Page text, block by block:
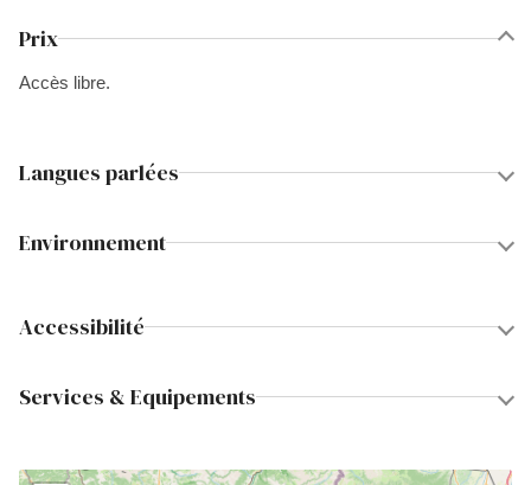
Prix
Accès libre.
Langues parlées
Environnement
Accessibilité
Services & Equipements